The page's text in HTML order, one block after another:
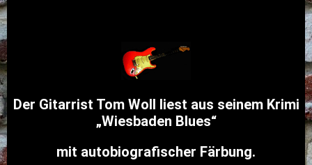
Der Gitarrist Tom Woll liest aus seinem Krimi
„Wiesbaden Blues“
mit autobiografischer Färbung.